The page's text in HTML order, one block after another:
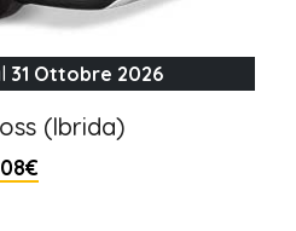
31 Ottobre 2026
(Ibrida)